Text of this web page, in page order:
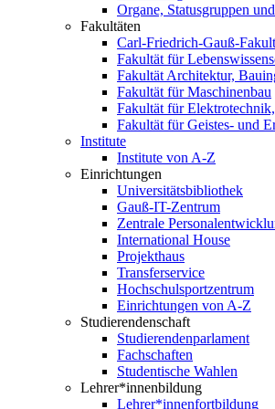
Organe, Statusgruppen
Fakultäten
Carl-Friedrich-Gauß-
Fakultät für
Fakultät Architektur,
Fakultät für Maschinenbau
Fakultät für
Fakultät für Geistes- und
Institute
Institute von A-Z
Einrichtungen
Universitätsbibliothek
Gauß-IT-Zentrum
Zentrale
International House
Projekthaus
Transferservice
Hochschulsportzentrum
Einrichtungen von A-Z
Studierendenschaft
Studierendenparlament
Fachschaften
Studentische Wahlen
Lehrer*innenbildung
Lehrer*innenfortbildung